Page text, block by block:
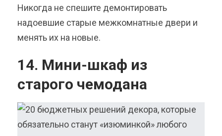
Никогда не спешите демонтировать
надоевшие старые межкомнатные двери и
менять их на новые.
14. Мини-шкаф из
старого чемодана